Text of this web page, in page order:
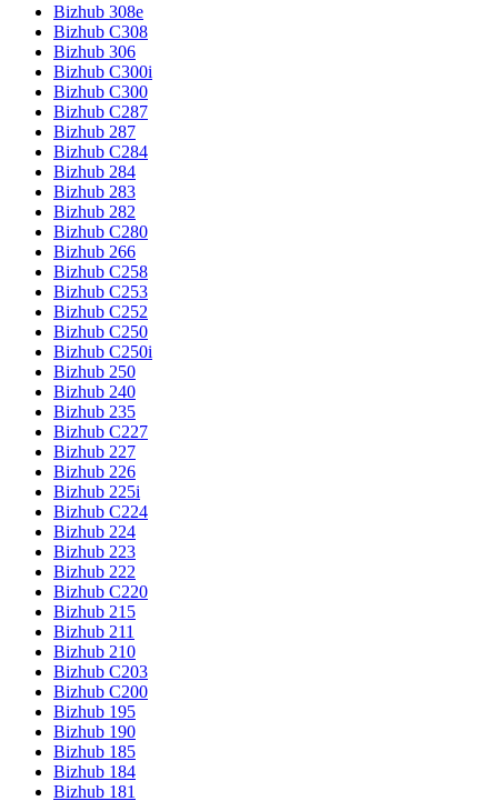
Bizhub 308e
Bizhub C308
Bizhub 306
Bizhub C300i
Bizhub C300
Bizhub C287
Bizhub 287
Bizhub C284
Bizhub 284
Bizhub 283
Bizhub 282
Bizhub C280
Bizhub 266
Bizhub C258
Bizhub C253
Bizhub C252
Bizhub C250
Bizhub C250i
Bizhub 250
Bizhub 240
Bizhub 235
Bizhub C227
Bizhub 227
Bizhub 226
Bizhub 225i
Bizhub C224
Bizhub 224
Bizhub 223
Bizhub 222
Bizhub C220
Bizhub 215
Bizhub 211
Bizhub 210
Bizhub C203
Bizhub C200
Bizhub 195
Bizhub 190
Bizhub 185
Bizhub 184
Bizhub 181